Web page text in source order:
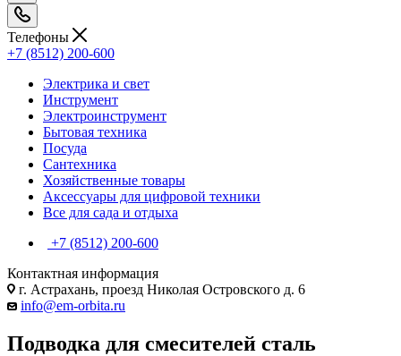
Телефоны
+7 (8512) 200-600
Электрика и свет
Инструмент
Электроинструмент
Бытовая техника
Посуда
Сантехника
Хозяйственные товары
Аксессуары для цифровой техники
Все для сада и отдыха
+7 (8512) 200-600
Контактная информация
г. Астрахань, проезд Николая Островского д. 6
info@em-orbita.ru
Подводка для смесителей сталь